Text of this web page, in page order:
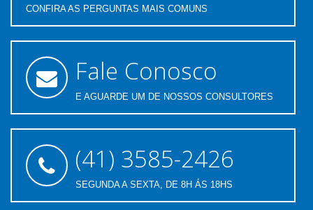
CONFIRA AS PERGUNTAS MAIS COMUNS
Fale Conosco
E AGUARDE UM DE NOSSOS CONSULTORES
(41) 3585-2426
SEGUNDA A SEXTA, DE 8H ÁS 18HS